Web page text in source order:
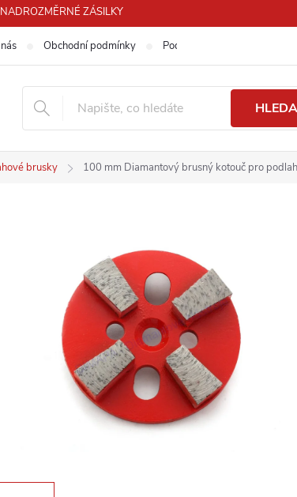
ZÁSILKY
Obchodní podmínky Podmínky ochrany osobních
brusky 100 mm Diamantový brusný kotouč pro